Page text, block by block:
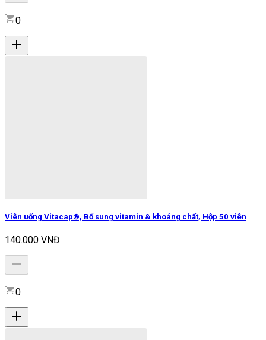
0
Viên uống Vitacap®, Bổ sung vitamin & khoáng chất, Hộp 50 viên
140.000 VNĐ
0